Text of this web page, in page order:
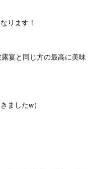
ります！
宴と同じ方の最高に美味
ましたw）